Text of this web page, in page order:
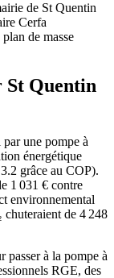
de St Quentin
Cerfa
de masse
St Quentin
une pompe à
énergétique
grâce au COP).
1 031 € contre
environnemental
chuteraient de 4 248
à la pompe à
RGE, des